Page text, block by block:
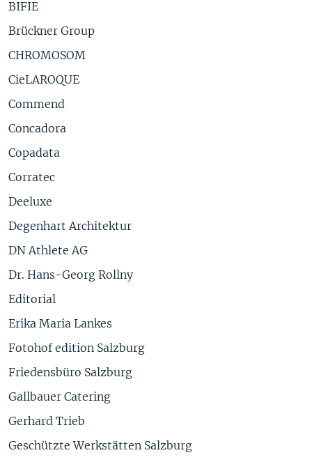
BIFIE
Brückner Group
CHROMOSOM
CieLAROQUE
Commend
Concadora
Copadata
Corratec
Deeluxe
Degenhart Architektur
DN Athlete AG
Dr. Hans-Georg Rollny
Editorial
Erika Maria Lankes
Fotohof edition Salzburg
Friedensbüro Salzburg
Gallbauer Catering
Gerhard Trieb
Geschützte Werkstätten Salzburg